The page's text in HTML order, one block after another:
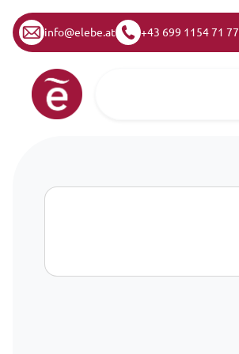
info@elebe.at +43 699 1154 71 77
Zum Inhalt springen
Hauptnavigation